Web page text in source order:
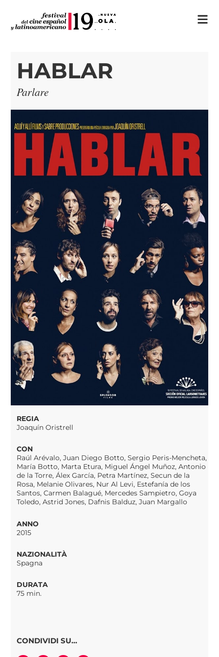
HABLAR
Parlare
REGIA
Joaquín Oristrell
CON
Raúl Arévalo, Juan Diego Botto, Sergio Peris-Mencheta,
María Botto, Marta Etura, Miguel Ángel Muñoz, Antonio
de la Torre, Álex García, Petra Martínez, Secun de la
Rosa, Melanie Olivares, Nur Al Levi, Estefanía de los
Santos, Carmen Balagué, Mercedes Sampietro, Goya
Toledo, Astrid Jones, Dafnis Balduz, Juan Margallo
ANNO
2015
NAZIONALITÀ
Spagna
DURATA
75 min.
CONDIVIDI SU...